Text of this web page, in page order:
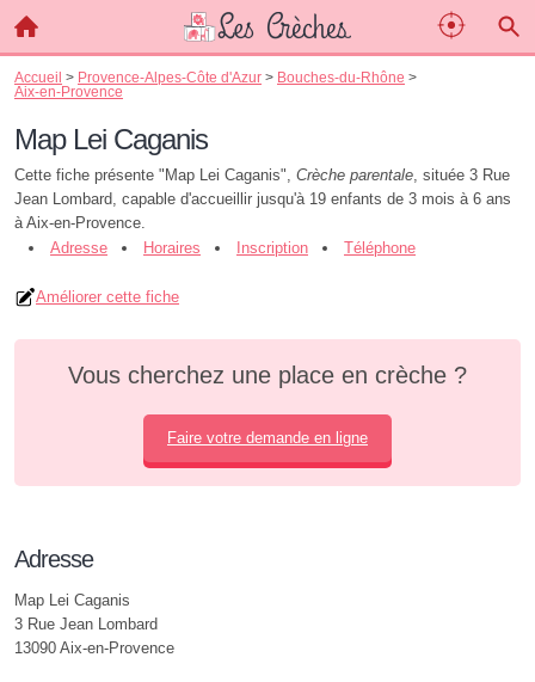
Accueil > Provence-Alpes-Côte d'Azur > Bouches-du-Rhône >
Aix-en-Provence
Map Lei Caganis
Cette fiche présente "Map Lei Caganis", Crèche parentale, située 3 Rue
Jean Lombard, capable d'accueillir jusqu'à 19 enfants de 3 mois à 6 ans
à Aix-en-Provence.
Adresse
Horaires Inscription Téléphone
Améliorer cette fiche
Vous cherchez une place en crèche ?
Faire votre demande en ligne
Adresse
Map Lei Caganis
3 Rue Jean Lombard
13090 Aix-en-Provence